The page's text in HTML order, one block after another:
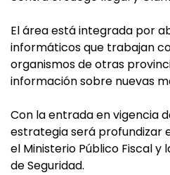
El área está integrada por
informáticos que trabajan
organismos de otras
información sobre nuevas
Con la entrada en vigencia
estrategia será profundizar
el Ministerio Público Fiscal y
de Seguridad.